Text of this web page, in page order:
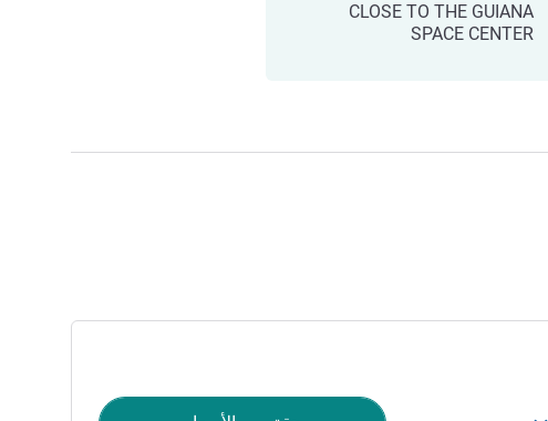
CLOSE TO THE GUIANA
SPACE CENTER